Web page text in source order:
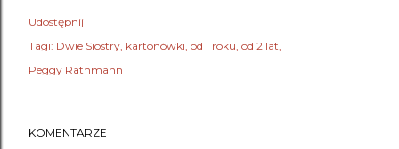
Udostępnij
Tagi: Dwie Siostry kartonówki od 1 roku od 2 lat
Peggy Rathmann
KOMENTARZE